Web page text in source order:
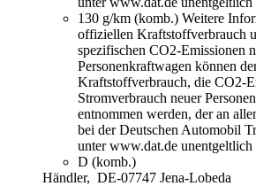
130 g/km (komb.) Weitere
offiziellen Kraftstoffverbrauch
spezifischen CO2-Emissionen
Personenkraftwagen können
Kraftstoffverbrauch, die CO2-
Stromverbrauch neuer
entnommen werden, der an
bei der Deutschen Automobil
unter www.dat.de unentgeltlich
D (komb.)
Händler, DE-07747 Jena-Lobeda